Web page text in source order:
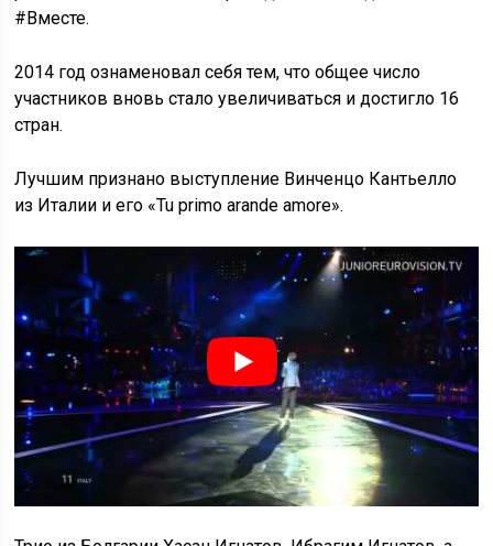
#Вместе.
2014 год ознаменовал себя тем, что общее число
участников вновь стало увеличиваться и достигло 16
стран.
Лучшим признано выступление Винченцо Кантьелло
из Италии и его «Tu primo arande amore».